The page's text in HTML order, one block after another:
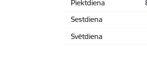
Piektdiena
Sestdiena
Svētdiena